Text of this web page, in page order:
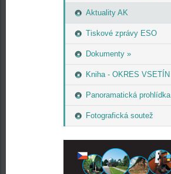
Aktuality AK
Tiskové zprávy ESO
Dokumenty »
Kniha - OKRES VSETÍN
Panoramatická prohlídka
Fotografická soutež